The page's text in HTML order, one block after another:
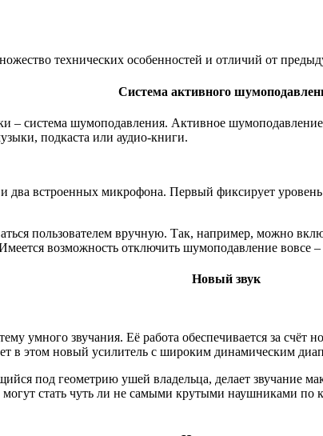
технических особенностей и отличий от
Система активного
– система шумоподавления. Активное
подкаста или аудио-книги.
два встроенных микрофона. Первый фиксирует
пользователем вручную. Так, например, можно
возможность отключить шумоподавление вовсе
Новый звук
умного звучания. Её работа обеспечивается за
в этом новый усилитель с широким динамическим
под геометрию ушей владельца, делает звучание
стать чуть ли не самыми крутыми наушниками по